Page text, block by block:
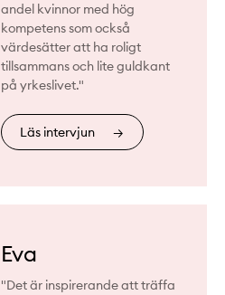
andel kvinnor med hög
kompetens som också
värdesätter att ha roligt
tillsammans och lite guldkant
på yrkeslivet."
Läs intervjun →
Eva
"Det är inspirerande att träffa